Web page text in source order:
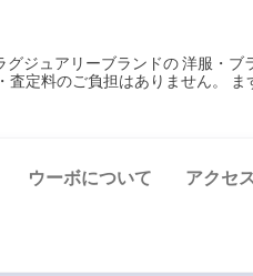
ジュアリーブランドの 洋服・ブ
査定料のご負担はありません。 ま
ウーボについて アクセス